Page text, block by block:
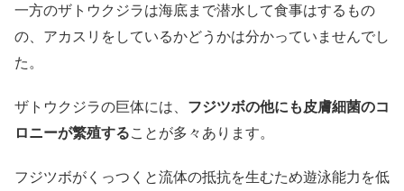
一方のザトウクジラは海底まで潜水して食事はするもの
の、アカスリをしているかどうかは分かっていませんでし
た。
ザトウクジラの巨体には、 フジツボの他にも皮膚細菌のコ
ロニーが繁殖することが多々あります。
フジツボがくっつくと流体の抵抗を生むため遊泳能力を低